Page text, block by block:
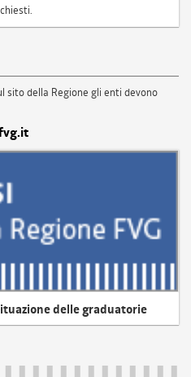
sito della Regione gli enti devono
delle graduatorie